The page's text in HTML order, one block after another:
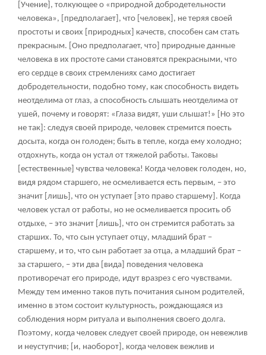
[Учение], толкующее о «природной добродетельности
человека», [предполагает], что [человек], не теряя своей
простоты и своих [природных] качеств, способен сам стать
прекрасным. [Оно предполагает, что] природные данные
человека в их простоте сами становятся прекрасными, что
его сердце в своих стремлениях само достигает
добродетельности, подобно тому, как способность видеть
неотделима от глаз, а способность слышать неотделима от
ушей, почему и говорят: «Глаза видят, уши слышат!» [Но это
не так]: следуя своей природе, человек стремится поесть
досыта, когда он голоден; быть в тепле, когда ему холодно;
отдохнуть, когда он устал от тяжелой работы. Таковы
[естественные] чувства человека! Когда человек голоден, но,
видя рядом старшего, не осмеливается есть первым, – это
значит [лишь], что он уступает [это право старшему]. Когда
человек устал от работы, но не осмеливается просить об
отдыхе, – это значит [лишь], что он стремится работать за
старших. То, что сын уступает отцу, младший брат –
старшему, и то, что сын работает за отца, а младший брат –
за старшего, – эти два [вида] поведения человека
противоречат его природе, идут вразрез с его чувствами.
Между тем именно таков путь почитания сыном родителей,
именно в этом состоит культурность, рождающаяся из
соблюдения норм ритуала и выполнения своего долга.
Поэтому, когда человек следует своей природе, он невежлив
и неуступчив; [и, наоборот], когда человек вежлив и